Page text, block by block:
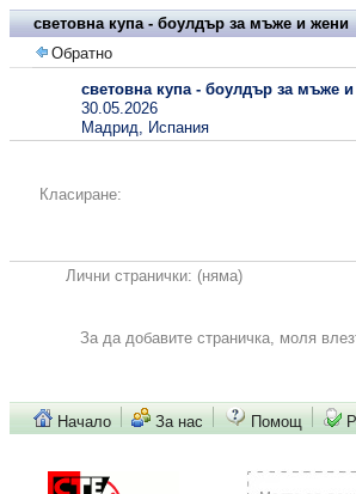
световна купа - боулдър за мъже и жени
Обратно
световна купа - боулдър за мъже
30.05.2026
Мадрид, Испания
Класиране:
Лични странички: (няма)
За да добавите страничка, моля
Начало За нас Помощ